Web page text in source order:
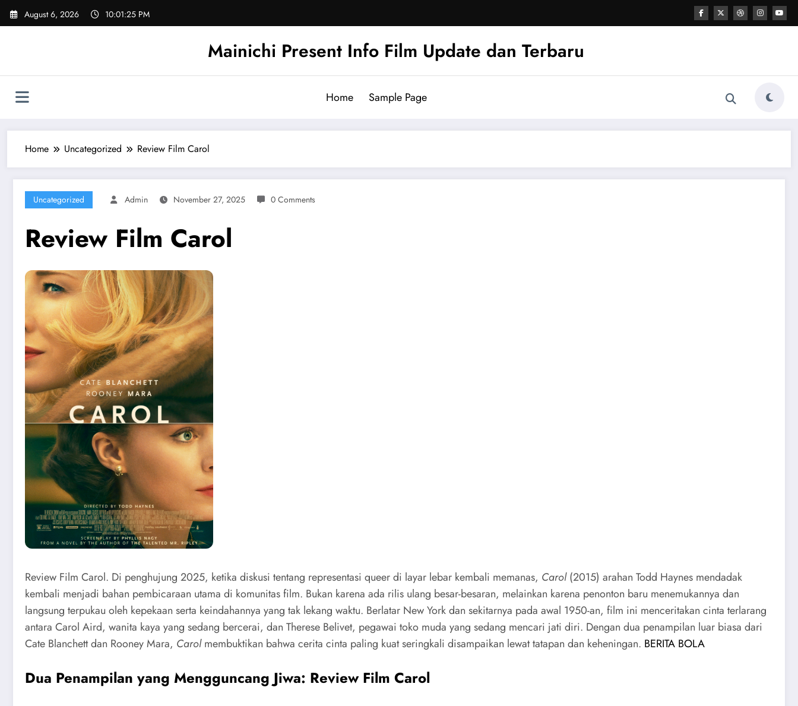
Skip
August 6, 2026 10:01:26 PM
Mainichi Present Info Film Update dan Terbaru
Home Sample Page
Home Uncategorized Review Film Carol
Uncategorized Admin November 27, 2025 0 Comments
Review Film Carol
Review Film Carol. Di penghujung 2025, ketika diskusi tentang representasi queer di layar lebar kembali memanas, Carol(2015) arahan Todd Haynes mendadak
kembali menjadi bahan pembicaraan utama di komunitas film. Bukan karena ada rilis ulang besar-besaran, melainkan karena penonton baru menemukannya dan
langsung terpukau oleh kepekaan serta keindahannya yang tak lekang waktu. Berlatar New York dan sekitarnya pada awal 1950-an, film ini menceritakan cinta terlarang
antara Carol Aird, wanita kaya yang sedang bercerai, dan Therese Belivet, pegawai toko muda yang sedang mencari jati diri. Dengan dua penampilan luar biasa dari
Cate Blanchett dan Rooney Mara, Carolmembuktikan bahwa cerita cinta paling kuat seringkali disampaikan lewat tatapan dan keheningan. BERITA BOLA
Dua Penampilan yang Mengguncang Jiwa: Review Film Carol